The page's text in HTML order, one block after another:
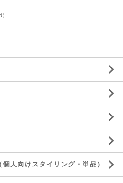
人向けスタイリング・単品）